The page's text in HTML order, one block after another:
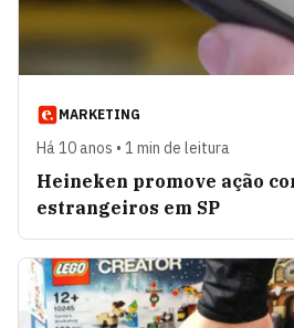
MARKETING
Há 10 anos • 1 min de leitura
Heineken promove ação
estrangeiros em SP